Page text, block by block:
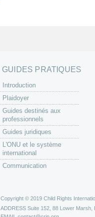
GUIDES PRATIQUES
Introduction
Plaidoyer
Guides destinés aux
professionnels
Guides juridiques
L'ONU et le système
international
Communication
Copyright © 2019 Child Rights
ADDRESS Suite 152, 88 Lower Marsh,